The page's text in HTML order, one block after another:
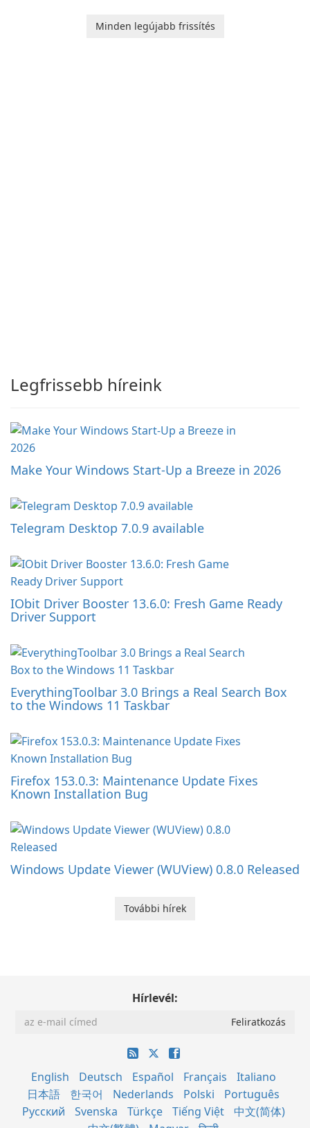
designed to help you
Minden legújabb frissítés
Legfrissebb híreink
Make Your Windows Start-Up a Breeze in 2026
Telegram Desktop 7.0.9 available
IObit Driver Booster 13.6.0: Fresh Game Ready
Driver Support
EverythingToolbar 3.0 Brings a Real Search Box
to the Windows 11 Taskbar
Firefox 153.0.3: Maintenance Update Fixes
Known Installation Bug
Windows Update Viewer (WUView) 0.8.0 Released
További hírek
Hírlevél:
English Deutsch Español Français
Italiano
日本語
한국어 Nederlands Polski
Português
Русский
Svenska Türkçe Tiếng Việt
中文(简体)